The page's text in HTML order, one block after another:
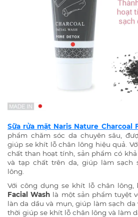
Sữa rửa mặt Naris Nature Charcoal
phẩm chăm sóc da chuyên sâu,
giúp se khít lỗ chân lông hiệu quả.
chất than hoạt tính, sản phẩm có
và tạp chất trên da, giúp làm sạch
lông.
Với công dụng se khít lỗ chân lông,
Facial Wash là một sản phẩm tuyệt
làn da dầu và mụn, giúp làm sạch da
thời giúp se khít lỗ chân lông và làm